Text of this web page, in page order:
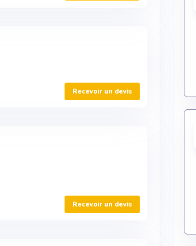
Recevoir un devis
Recevoir un devis